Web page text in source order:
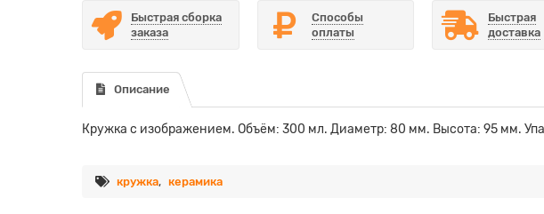
Быстрая сборка
заказа
Способы
оплаты
Быстрая
доставка
Описание
Кружка с изображением. Объём: 300 мл. Диаметр: 80 мм. Высота: 95 мм.
кружка, керамика